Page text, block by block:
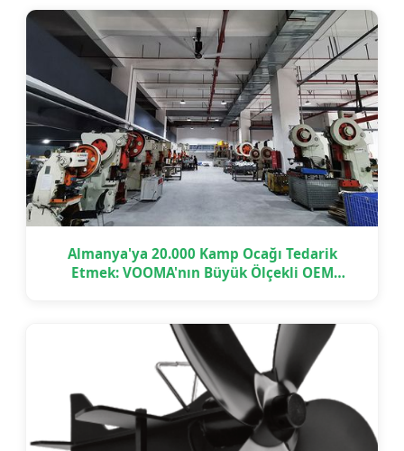
Almanya'ya 20.000 Kamp Ocağı Tedarik
Etmek: VOOMA'nın Büyük Ölçekli OEM